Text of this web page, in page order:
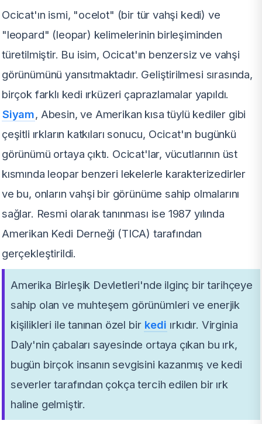
Ocicat'ın ismi, "ocelot" (bir tür vahşi kedi) ve
"leopard" (leopar) kelimelerinin birleşiminden
türetilmiştir. Bu isim, Ocicat'ın benzersiz ve vahşi
görünümünü yansıtmaktadır. Geliştirilmesi sırasında,
birçok farklı kedi ırküzeri çaprazlamalar yapıldı.
Siyam, Abesin, ve Amerikan kısa tüylü kediler gibi
çeşitli ırkların katkıları sonucu, Ocicat'ın bugünkü
görünümü ortaya çıktı. Ocicat'lar, vücutlarının üst
kısmında leopar benzeri lekelerle karakterizedirler
ve bu, onların vahşi bir görünüme sahip olmalarını
sağlar. Resmi olarak tanınması ise 1987 yılında
Amerikan Kedi Derneği (TICA) tarafından
gerçekleştirildi.
Amerika Birleşik Devletleri'nde ilginç bir tarihçeye
sahip olan ve muhteşem görünümleri ve enerjik
kişilikleri ile tanınan özel bir kedi ırkıdır. Virginia
Daly'nin çabaları sayesinde ortaya çıkan bu ırk,
bugün birçok insanın sevgisini kazanmış ve kedi
severler tarafından çokça tercih edilen bir ırk
haline gelmiştir.